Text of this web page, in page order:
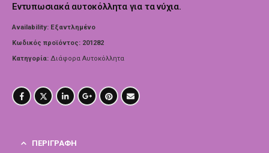
Εντυπωσιακά αυτοκόλλητα για τα νύχια.
Availability: Εξαντλημένο
Κωδικός προϊόντος: 201282
Κατηγορία: Διάφορα Αυτοκόλλητα
ΠΕΡΙΓΡΑΦΉ